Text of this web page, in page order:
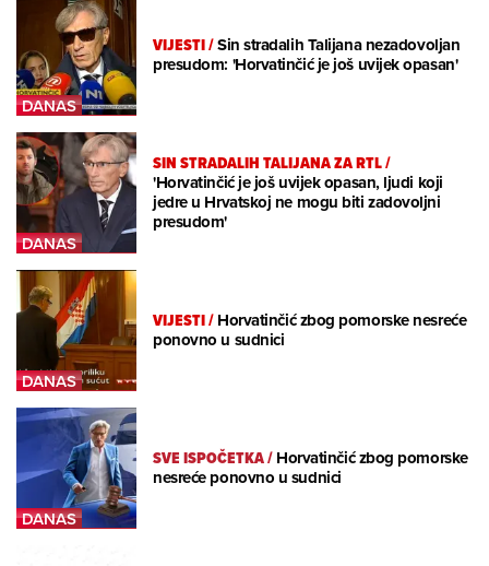
VIJESTI/Sin stradalih Talijana nezadovoljan
presudom: 'Horvatinčić je još uvijek opasan'
SIN STRADALIH TALIJANA ZA RTL/
'Horvatinčić je još uvijek opasan, ljudi koji
jedre u Hrvatskoj ne mogu biti zadovoljni
presudom'
VIJESTI/Horvatinčić zbog pomorske nesreće
ponovno u sudnici
SVE ISPOČETKA/Horvatinčić zbog pomorske
nesreće ponovno u sudnici